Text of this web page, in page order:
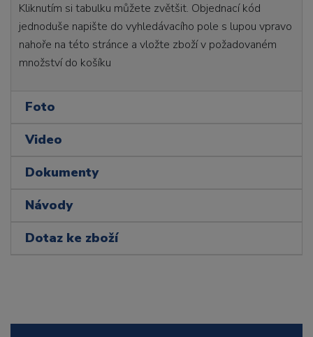
Kliknutím si tabulku můžete zvětšit. Objednací kód
jednoduše napište do vyhledávacího pole s lupou vpravo
nahoře na této stránce a vložte zboží v požadovaném
množství do košíku
Foto
Video
Dokumenty
Návody
Dotaz ke zboží